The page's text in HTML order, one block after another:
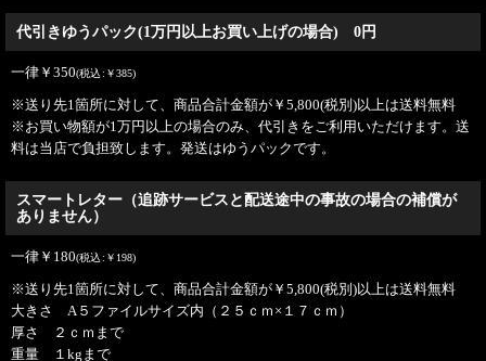
代引きゆうパック(1万円以上お買い上げの場合) 0円
一律 ￥ 350(税込 : ￥385)
※送り先1箇所に対して、商品合計金額が ￥ 5,800(税別)以上は送料無料
※お買い物額が1万円以上の場合のみ、代引きをご利用いただけます。送
料は当店で負担致します。発送はゆうパックです。
スマートレター（追跡サービスと配送途中の事故の場合の補償が
ありません）
一律 ￥ 180(税込 : ￥ 198)
※送り先1箇所に対して、商品合計金額が ￥ 5,800(税別)以上は送料無料
大きさ A５ファイルサイズ内（２５ｃｍ×１７ｃｍ）
厚さ ２ｃｍまで
重量 １kgまで